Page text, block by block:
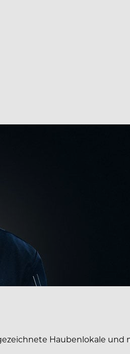
Haubenlokale